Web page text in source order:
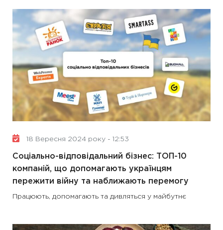
18 Вересня 2024 року - 12:53
Соціально-відповідальний бізнес: ТОП-10
компаній, що допомагають українцям
пережити війну та наближають перемогу
Працюють, допомагають та дивляться у майбутнє